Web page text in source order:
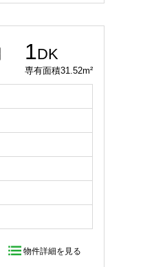
1DK
専有面積31.52m²
物件詳細を見る